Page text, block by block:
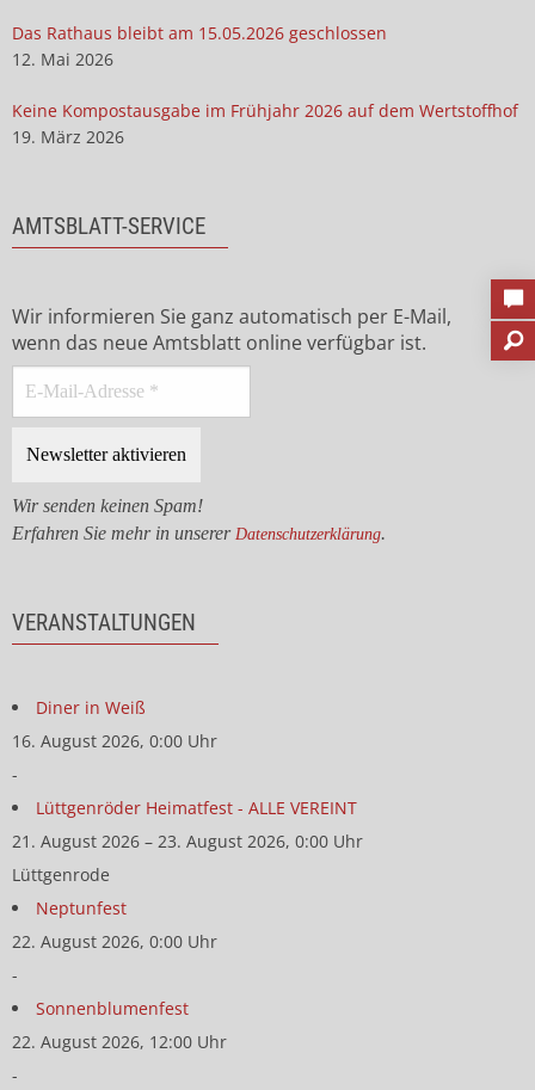
Das Rathaus bleibt am 15.05.2026 geschlossen
12. Mai 2026
Keine Kompostausgabe im Frühjahr 2026 auf dem Wertstoffhof
19. März 2026
AMTSBLATT-SERVICE
Wir informieren Sie ganz automatisch per E-Mail,
wenn das neue Amtsblatt online verfügbar ist.
Wir senden keinen Spam!
Erfahren Sie mehr in unserer Datenschutzerklärung.
VERANSTALTUNGEN
Diner in Weiß
16. August 2026, 0:00 Uhr
-
Lüttgenröder Heimatfest - ALLE VEREINT
21. August 2026 – 23. August 2026, 0:00 Uhr
Lüttgenrode
Neptunfest
22. August 2026, 0:00 Uhr
-
Sonnenblumenfest
22. August 2026, 12:00 Uhr
-